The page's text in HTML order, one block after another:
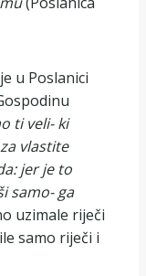
u Poslanici
ti veli- ki
vlastite
jer je to
samo- ga
uzimale riječi
samo riječi i